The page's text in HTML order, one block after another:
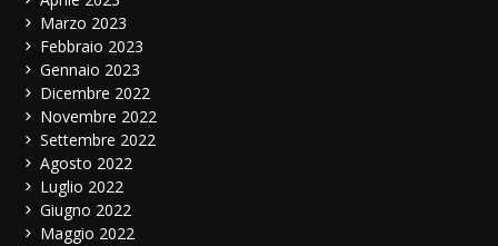
Marzo 2023
Febbraio 2023
Gennaio 2023
Dicembre 2022
Novembre 2022
Settembre 2022
Agosto 2022
Luglio 2022
Giugno 2022
Maggio 2022